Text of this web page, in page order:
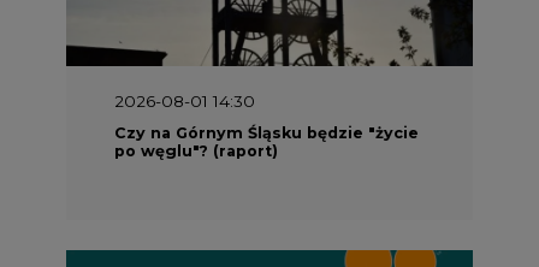
2026-08-01 14:30
Czy na Górnym Śląsku będzie "życie
po węglu"? (raport)